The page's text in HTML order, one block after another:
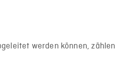
werden können, zählen